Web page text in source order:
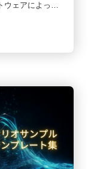
ウェアによって
さまざまで
も大きく変化
基本的な役割
そして今後の市